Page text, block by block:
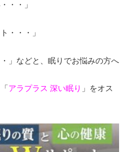
・・」
・・・」
」などと、眠りでお悩みの方へ
アラプラス 深い眠り 」をオス